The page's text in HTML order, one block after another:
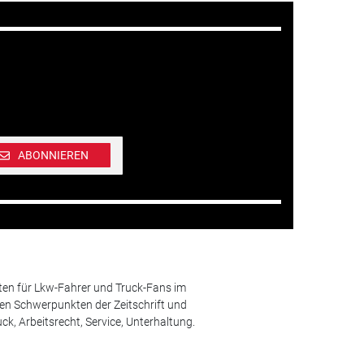
ABONNIEREN
für Lkw-Fahrer und Truck-Fans im
Schwerpunkten der Zeitschrift und
Arbeitsrecht, Service, Unterhaltung.